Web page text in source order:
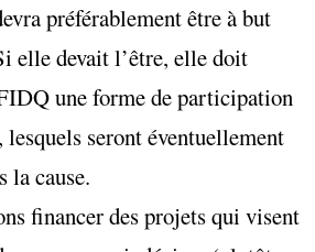
préférablement être à but
elle devait l’être, elle doit
une forme de participation
lesquels seront éventuellement
la cause.
financer des projets qui visent